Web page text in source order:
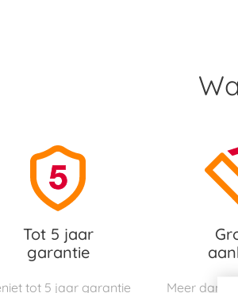
Tot 5 jaar
garantie
tot 5 jaar garantie
Meer dan